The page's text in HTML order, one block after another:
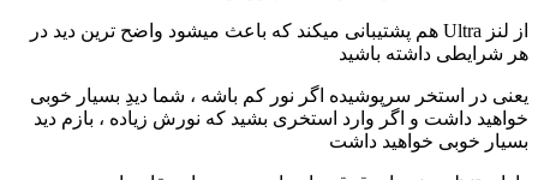
از لنز Ultra هم پشتیبانی میکند که باعث میشود واضح ترین دید در
هر شرایطی داشته باشید
یعنی در استخر سرپوشیده اگر نور کم باشه ، شما دیدِ بسیار خوبی
خواهید داشت و اگر وارد استخری بشید که نورش زیاده ، بازم دید
بسیار خوبی خواهید داشت